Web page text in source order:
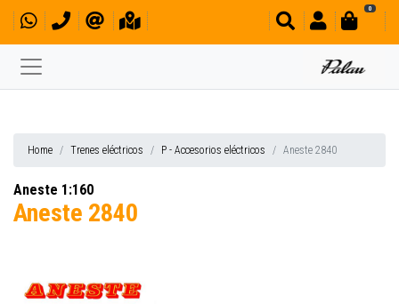
0
Home Trenes eléctricos P - Accesorios eléctricos Aneste 2840
Aneste 1:160
Aneste 2840